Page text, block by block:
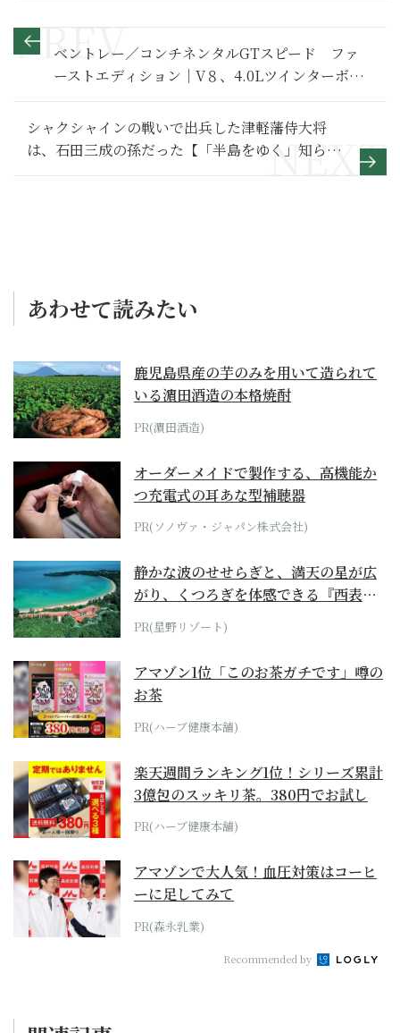
ベントレー／コンチネンタルGTスピード ファ
ーストエディション｜V８、4.0Lツインターボと
モーターの走りを楽しめる新型GT【石川真禧照
の名車を利く】
シャクシャインの戦いで出兵した津軽藩侍大将
は、石田三成の孫だった【「半島をゆく」知られ
ざる北海道の歴史 ２】
あわせて読みたい
鹿児島県産の芋のみを用いて造られて
いる濵田酒造の本格焼酎
PR(濵田酒造)
オーダーメイドで製作する、高機能か
つ充電式の耳あな型補聴器
PR(ソノヴァ・ジャパン株式会社)
静かな波のせせらぎと、満天の星が広
がり、くつろぎを体感できる『西表島
ホテル by...
PR(星野リゾート)
アマゾン1位「このお茶ガチです」噂の
お茶
PR(ハーブ健康本舗)
楽天週間ランキング1位！シリーズ累計
3億包のスッキリ茶。380円でお試し
PR(ハーブ健康本舗)
アマゾンで大人気！血圧対策はコーヒ
ーに足してみて
PR(森永乳業)
Recommended by